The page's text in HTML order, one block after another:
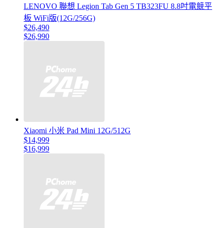
LENOVO 聯想 Legion Tab Gen 5 TB323FU 8.8吋電競平
板 WiFi版(12G/256G)
$26,490
$26,990
Xiaomi 小米 Pad Mini 12G/512G
$14,999
$16,999